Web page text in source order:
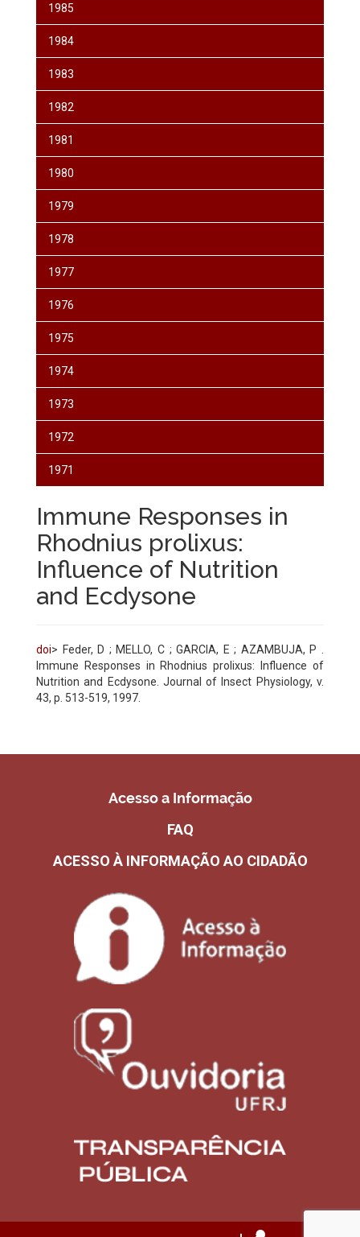
1985
1984
1983
1982
1981
1980
1979
1978
1977
1976
1975
1974
1973
1972
1971
Immune Responses in
Rhodnius prolixus:
Influence of Nutrition
and Ecdysone
doi> Feder, D ; MELLO, C ; GARCIA, E ; AZAMBUJA, P .
Immune Responses in Rhodnius prolixus: Influence of
Nutrition and Ecdysone. Journal of Insect Physiology, v.
43, p. 513-519, 1997.
Acesso a Informação
FAQ
ACESSO À INFORMAÇÃO AO CIDADÃO